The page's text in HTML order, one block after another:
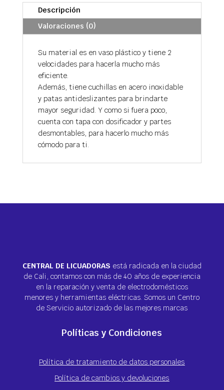
Descripción
Valoraciones (0)
Su material es en vaso plástico y tiene 2
velocidades para hacerla mucho más
eficiente.
Además, tiene cuchillas en acero inoxidable
y patas antideslizantes para brindarte
mayor seguridad. Y como si fuera poco,
cuenta con tapa con dosificador y partes
desmontables, para hacerlo mucho más
cómodo para ti.
CENTRAL DE LICUADORAS está radicada en la ciudad
de Cali, contamos con más de 40 años de experiencia
en la reparación y venta de electrodomésticos
menores y herramientas eléctricas. Somos un Centro
de Servicio autorizado de las mejores marcas
Políticas y Condiciones
Política de tratamiento de datos personales
Política de cambios y devoluciones